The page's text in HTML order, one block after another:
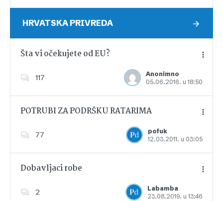
HRVATSKA PRIVREDA
Šta vi očekujete od EU?
117
Anonimno
05.06.2016. u 18:50
Dodajte u favorite
POTRUBI ZA PODRŠKU RATARIMA
77
pofuk
12.03.2011. u 03:05
Dodajte u favorite
Dobavljaci robe
2
Labamba
23.08.2019. u 13:46
Dodajte u favorite